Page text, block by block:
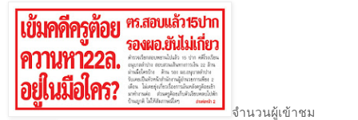
จำนวนผู้เข้าชม